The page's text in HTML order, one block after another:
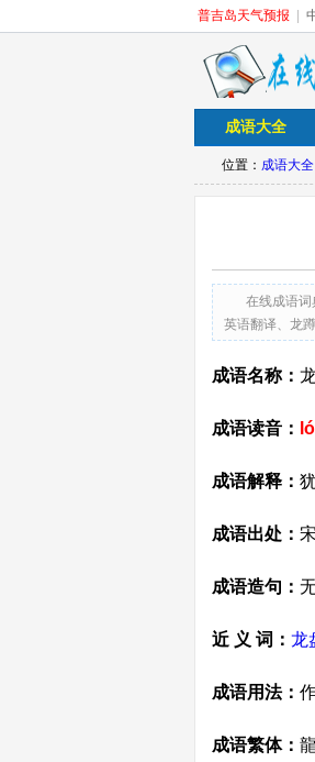
普吉岛天气预报
成语大全
位置： 成语大全
在线成语词
英语翻译、龙
成语名称：
成语读音：
成语解释：
成语出处：
成语造句：
近 义 词： 龙
成语用法：
成语繁体：